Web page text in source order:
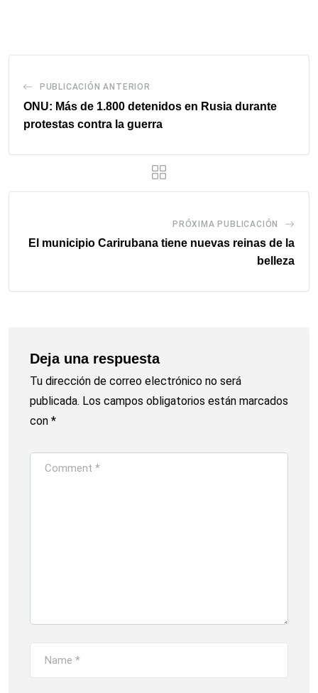
PUBLICACIÓN ANTERIOR
ONU: Más de 1.800 detenidos en Rusia durante
protestas contra la guerra
PRÓXIMA PUBLICACIÓN
El municipio Carirubana tiene nuevas reinas de la
belleza
Deja una respuesta
Tu dirección de correo electrónico no será
publicada. Los campos obligatorios están marcados
con *